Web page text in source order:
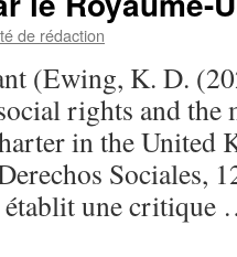
de rédaction
(Ewing, K. D.
rights and
in the United
Sociales,
établit une